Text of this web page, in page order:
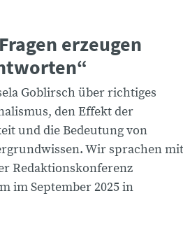
erzeugen
Goblirsch über richtiges
den Effekt der
und die Bedeutung von
Wir sprachen mit
Redaktionskonferenz
im September 2025 in